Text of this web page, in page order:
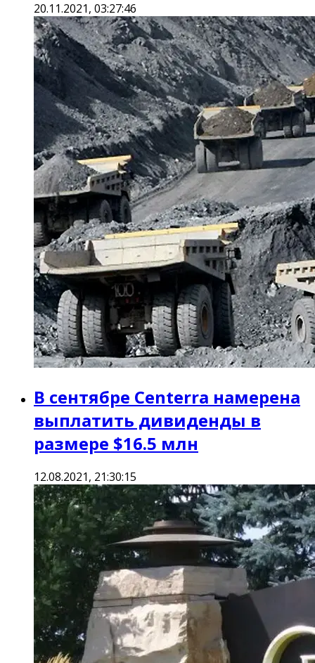
20.11.2021, 03:27:46
В сентябре Centerra намерена
выплатить дивиденды в
размере $16.5 млн
12.08.2021, 21:30:15